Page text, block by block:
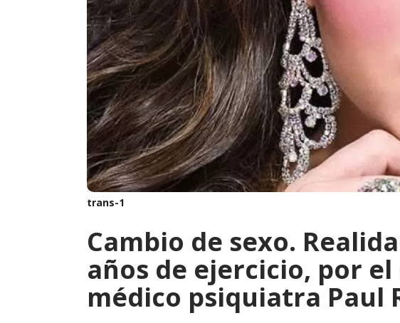
trans-1
Cambio de sexo.
años de ejercicio, por
médico psiquiatra Paul